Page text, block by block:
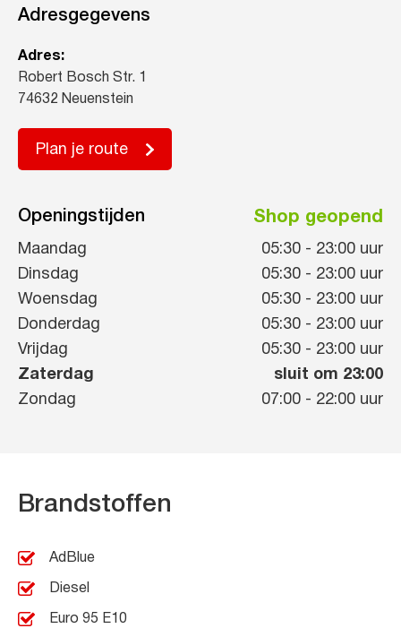
Adresgegevens
Adres:
Robert Bosch Str. 1
74632 Neuenstein
Plan je route
Openingstijden Shop geopend
Maandag 05:30 - 23:00 uur
Dinsdag
05:30 - 23:00 uur
Woensdag
05:30 - 23:00 uur
Donderdag
05:30 - 23:00 uur
Vrijdag
05:30 - 23:00 uur
Zaterdag
sluit om 23:00
Zondag
07:00 - 22:00 uur
Brandstoffen
AdBlue
Diesel
Euro 95 E10